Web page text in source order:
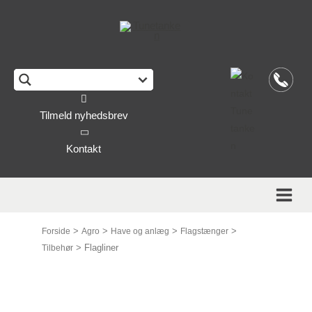
Tilmeld nyhedsbrev
Kontakt
Forside > Agro > Have og anlæg > Flagstænger >
Tilbehør > Flagliner
This form is temporarily unavailable.